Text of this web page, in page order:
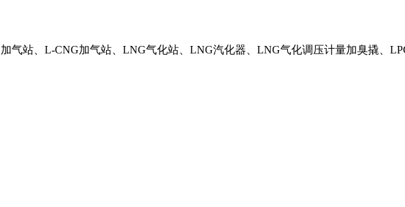
气站、L-CNG加气站、LNG气化站、LNG汽化器、LNG气化调压计量加臭撬、